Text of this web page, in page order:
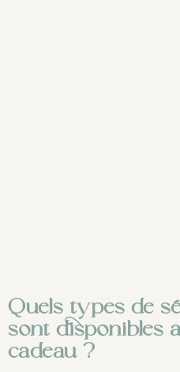
Quels types de
sont disponibles
cadeau ?